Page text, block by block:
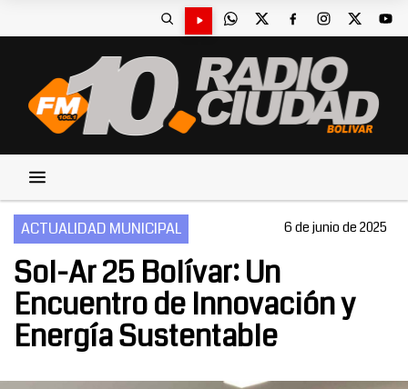
ACTUALIDAD MUNICIPAL 6 de junio de 2025
Sol-Ar 25 Bolívar: Un
Encuentro de Innovación y
Energía Sustentable